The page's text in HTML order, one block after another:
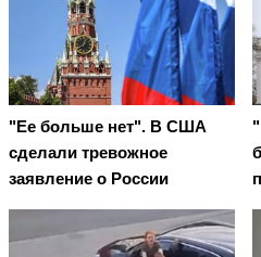
"Ее больше нет". В США
сделали тревожное
заявление о России